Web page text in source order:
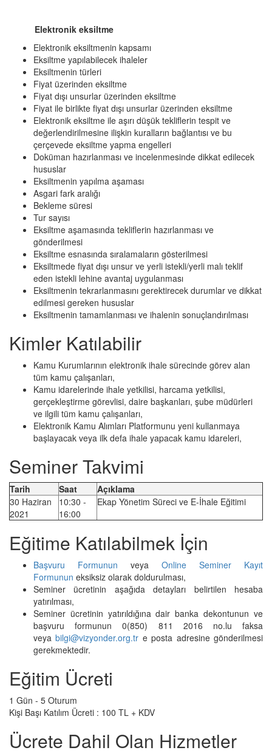
Elektronik eksiltme
Elektronik eksiltmenin kapsamı
Eksiltme yapılabilecek ihaleler
Eksiltmenin türleri
Fiyat üzerinden eksiltme
Fiyat dışı unsurlar üzerinden eksiltme
Fiyat ile birlikte fiyat dışı unsurlar üzerinden eksiltme
Elektronik eksiltme ile aşırı düşük tekliflerin tespit ve
değerlendirilmesine ilişkin kuralların bağlantısı ve bu
çerçevede eksiltme yapma engelleri
Doküman hazırlanması ve incelenmesinde dikkat edilecek
hususlar
Eksiltmenin yapılma aşaması
Asgari fark aralığı
Bekleme süresi
Tur sayısı
Eksiltme aşamasında tekliflerin hazırlanması ve
gönderilmesi
Eksiltme esnasında sıralamaların gösterilmesi
Eksiltmede fiyat dışı unsur ve yerli istekli/yerli malı teklif
eden istekli lehine avantaj uygulanması
Eksiltmenin tekrarlanmasını gerektirecek durumlar ve dikkat
edilmesi gereken hususlar
Eksiltmenin tamamlanması ve ihalenin sonuçlandırılması
Kimler Katılabilir
Kamu Kurumlarının elektronik ihale sürecinde görev alan
tüm kamu çalışanları,
Kamu idarelerinde ihale yetkilisi, harcama yetkilisi,
gerçekleştirme görevlisi, daire başkanları, şube müdürleri
ve ilgili tüm kamu çalışanları,
Elektronik Kamu Alımları Platformunu yeni kullanmaya
başlayacak veya ilk defa ihale yapacak kamu idareleri,
Seminer Takvimi
Tarih Saat
Açıklama
30 Haziran
2021
10:30 -
16:00
Ekap Yönetim Süreci ve E-İhale Eğitimi
Eğitime Katılabilmek İçin
Başvuru Formunun veya Online Seminer Kayıt
Formunun eksiksiz olarak doldurulması,
Seminer ücretinin aşağıda detayları belirtilen hesaba
yatırılması,
Seminer ücretinin yatırıldığına dair banka dekontunun ve
başvuru formunun 0(850) 811 2016 no.lu faksa
veyabilgi@vizyonder.org.tr e posta adresine gönderilmesi
gerekmektedir.
Eğitim Ücreti
1 Gün - 5 Oturum
Kişi Başı Katılım Ücreti : 100 TL + KDV
Ücrete Dahil Olan Hizmetler